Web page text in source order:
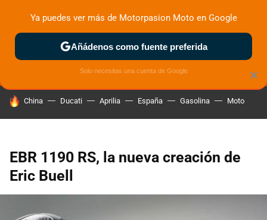
MENÚ NUEVO
ZONA DE PRUEBAS DEPORTIVAS MOTOS ELÉCTRICAS
HOY SE HABLA DE
China Ducati Aprilia España Gasolina Moto
EBR 1190 RS, la nueva creación de
Eric Buell
×
Ya puedes ver más de Motorpasion Moto en Google
Añádenos como fuente preferida
Solo necesitas una cuenta de Google